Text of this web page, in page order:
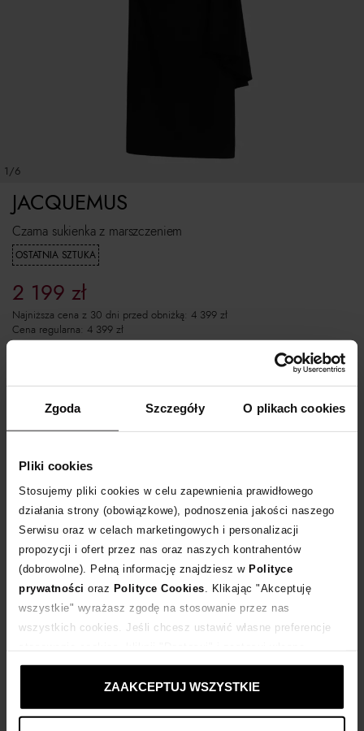
Zgoda Szczegóły O plikach cookies
Pliki cookies
Stosujemy pliki cookies w celu zapewnienia prawidłowego
działania strony (obowiązkowe), podnoszenia jakości naszego
Serwisu oraz w celach marketingowych i personalizacji
propozycji i ofert przez nas oraz naszych kontrahentów
(dobrowolne). Pełną informację znajdziesz w Polityce
prywatności oraz Polityce Cookies . Klikając "Akceptuję
wszystkie" wyrażasz zgodę na stosowanie przez nas
wszystkich cookies. Jeśli chcesz ustawić własne preferencje
ustawienia prywatności.
ZAAKCEPTUJ WSZYSTKIE
1/6
Czarna sukienka z marszczeniem
OSTATNIA SZTUKA
JACQUEMUS
2 199 zł
Najniższa cena z 30 dni przed obniżką: 4 399 zł
Cena regularna: 4 399 zł
EXTRA10
WPISZ KODEXTRA10 A OTRZYMASZ DODATKOWE 10 %RABATU
Rozmiarówka standardowa
Tabela rozmiarów
WYBIERZ ROZMIAR
DODAJ DO KOSZYKA
Dostawa
14 dni na zwrot towaru
+440 punktówzyskujesz w Klubie Korzyści Sprawdź